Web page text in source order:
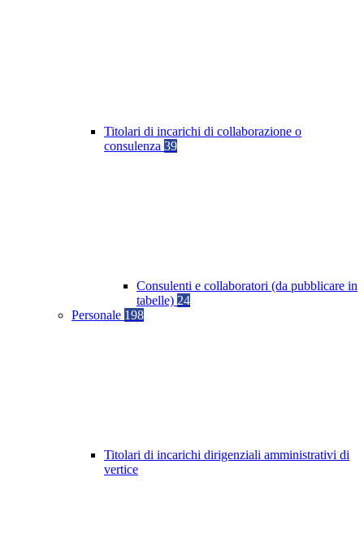
Titolari di incarichi di collaborazione o
consulenza 39
Consulenti e collaboratori (da pubblicare in
tabelle) 24
Personale 198
Titolari di incarichi dirigenziali amministrativi di
vertice